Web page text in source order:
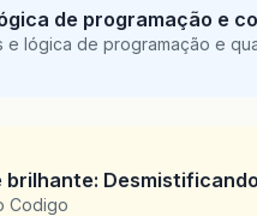
de programação e
e lógica de programação e
brilhante:
Codigo